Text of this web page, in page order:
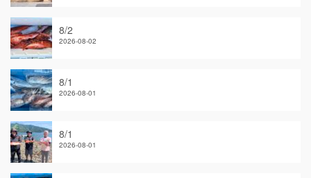
8/2
2026-08-02
8/1
2026-08-01
8/1
2026-08-01